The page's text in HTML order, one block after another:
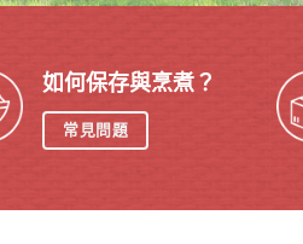
如何保存與烹煮？
常見問題